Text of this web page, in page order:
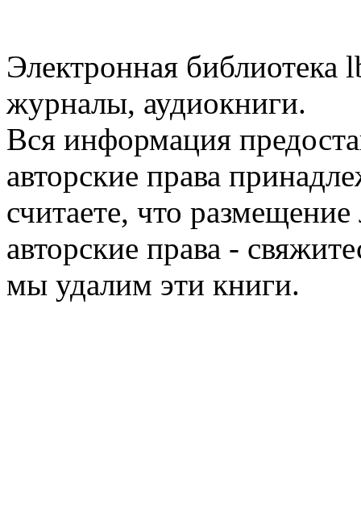
Электронная библиотека
журналы, аудиокниги.
Вся информация
авторские права
считаете, что
авторские права -
мы удалим эти книги.